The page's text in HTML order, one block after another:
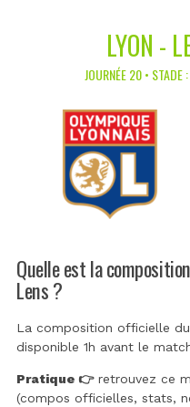
LYON -
JOURNÉE 20 • STADE
Quelle est la
Lens ?
La composition officielle
disponible 1h avant le
Pratique 👉retrouvez ce
(compos officielles, stats,